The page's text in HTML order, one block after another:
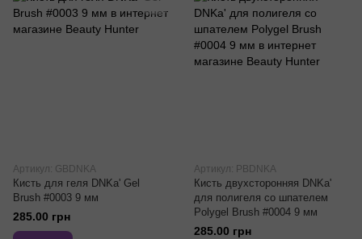
Артикул: GBDNKA
Кисть для геля DNKa' Gel
Brush #0003 9 мм
285.00 грн
Артикул: PBDNKA
Кисть двухсторонняя DNKa'
для полигеля со шпателем
Polygel Brush #0004 9 мм
285.00 грн